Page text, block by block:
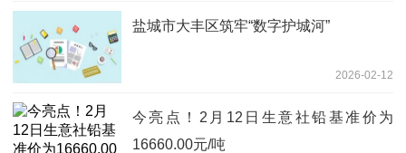
盐城市大丰区筑牢“数字护城河”
2026-02-12
今亮点！2月12日生意社铅基准价为
16660.00元/吨